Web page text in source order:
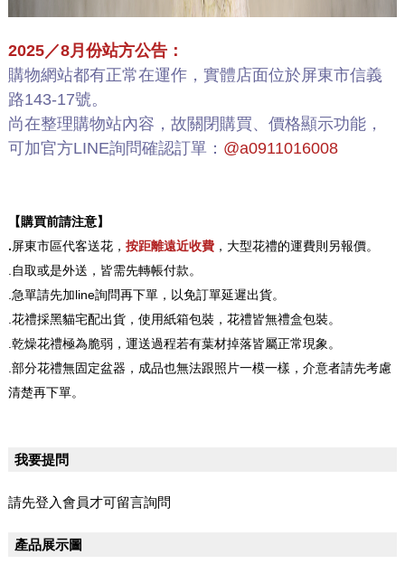
2025／8月份站方公告：
購物網站都有正常在運作，實體店面位於屏東市信義
路143-17號。
尚在整理購物站內容，故關閉購買、價格顯示功能，
可加官方LINE詢問確認訂單： @a0911016008
【購買前請注意】
.屏東市區代客送花， 按距離遠近收費，大型花禮的運費則另報價。
.自取或是外送，皆需先轉帳付款。
.急單請先加line詢問再下單，以免訂單延遲出貨。
.花禮採黑貓宅配出貨，使用紙箱包裝，花禮皆無禮盒包裝。
.乾燥花禮極為脆弱，運送過程若有葉材掉落皆屬正常現象。
.部分花禮無固定盆器，成品也無法跟照片一模一樣，介意者請先考慮
清楚再下單。
我要提問
請先登入會員才可留言詢問
產品展示圖